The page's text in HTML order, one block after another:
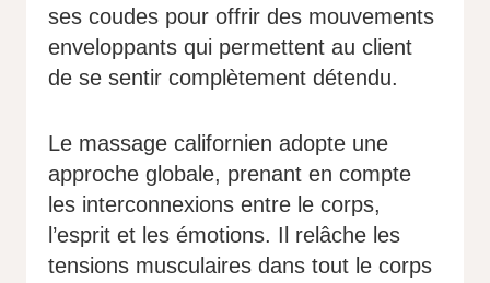
ses coudes pour offrir des mouvements
enveloppants qui permettent au client
de se sentir complètement détendu.
Le massage californien adopte une
approche globale, prenant en compte
les interconnexions entre le corps,
l’esprit et les émotions. Il relâche les
tensions musculaires dans tout le corps